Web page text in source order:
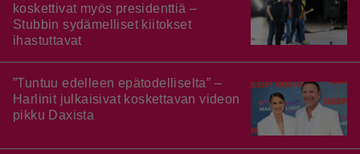
koskettivat myös presidenttiä –
Stubbin sydämelliset kiitokset
ihastuttavat
”Tuntuu edelleen epätodelliselta” –
Harlinit julkaisivat koskettavan videon
pikku Daxista